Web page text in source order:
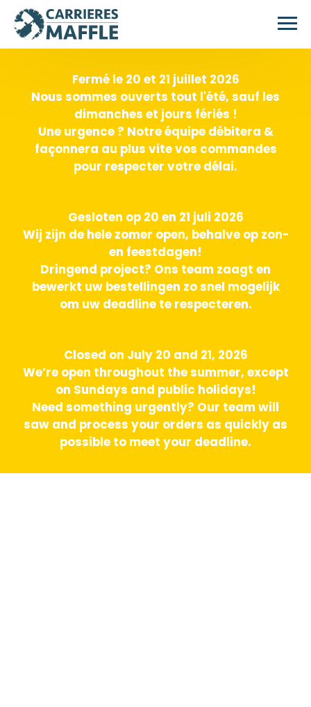
Passer au contenu principal
Fermé le 20 et 21 juillet 2026
Nous sommes ouverts tout l'été, sauf les
dimanches et jours fériés !
Une urgence ? Notre équipe débitera &
façonnera au plus vite vos commandes
pour respecter votre délai.
Gesloten op 20 en 21 juli 2026
Wij zijn de hele zomer open, behalve op zon-
en feestdagen!
Dringend project? Ons team zaagt en
bewerkt uw bestellingen zo snel mogelijk
om uw deadline te respecteren.
Closed on July 20 and 21, 2026
We’re open throughout the summer, except
on Sundays and public holidays!
Need something urgently? Our team will
saw and process your orders as quickly as
possible to meet your deadline.